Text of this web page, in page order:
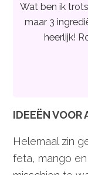
Wat ben ik
maar 3
heerlijk!
IDEEËN VOOR
Helemaal zin
feta, mango